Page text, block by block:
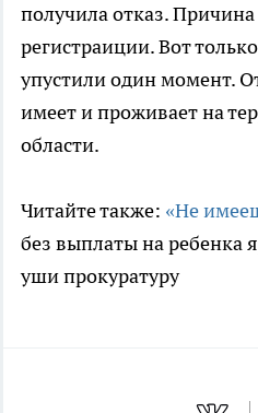
получила отказ. Причина
регистраиции. Вот
упустили один момент.
имеет и проживает на
области.
Читайте также: «Не
без выплаты на ребенка
уши прокуратуру